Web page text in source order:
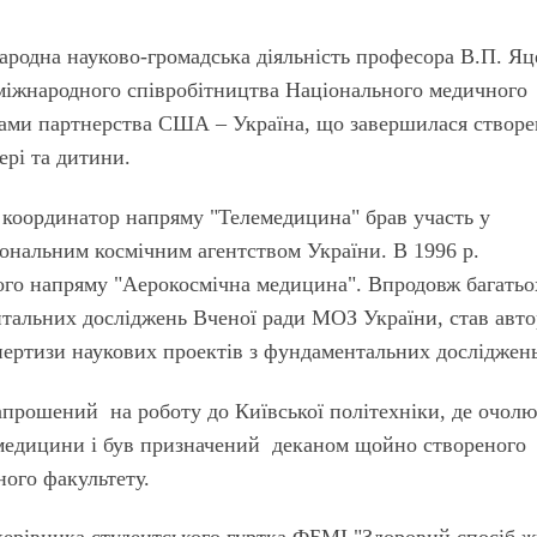
науково-громадська діяльність професора В.П.
співробітництва Національного медичного
партнерства США – Україна, що завершилася
та дитини.
напряму "Телемедицина" брав участь у
космічним агентством України. В 1996 р.
напряму "Аерокосмічна медицина". Впродовж
досліджень Вченої ради МОЗ України, став
наукових проектів з фундаментальних
на роботу до Київської політехніки, де
і був призначений деканом щойно створеного
факультету.